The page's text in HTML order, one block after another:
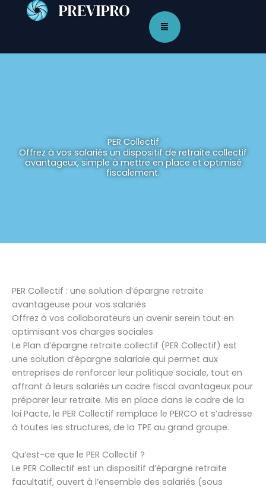
PER Collectif
Offrez à vos salariés un dispositif de retraite collectif
avantageux, simple à mettre en place et optimisé
fiscalement.
PER Collectif : une solution d’épargne retraite
avantageuse pour vos salariés
Offrez à vos collaborateurs un avenir serein tout en
optimisant vos charges sociales
Le Plan d’épargne retraite collectif (PER Collectif) est
une solution d’épargne salariale qui permet aux
entreprises de renforcer leur politique sociale, tout en
offrant à leurs salariés un cadre fiscal avantageux pour
préparer leur retraite. Mis en place dans le cadre de la
loi Pacte, le PER Collectif remplace le PERCO et s’adresse
à toutes les structures, de la TPE au grand groupe.
Qu’est-ce que le PER Collectif ?
Le PER Collectif est un dispositif d’épargne retraite
facultatif, ouvert à l’ensemble des salariés (sous